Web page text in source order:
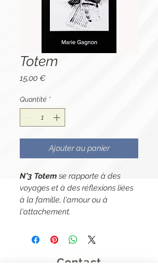
Totem
15,00 €Prix
Quantité *
Ajouter au panier
N°3 Totem se rapporte à des
voyages et à des réflexions liées
à la famille, l'amour ou à
l'attachement.
Contact